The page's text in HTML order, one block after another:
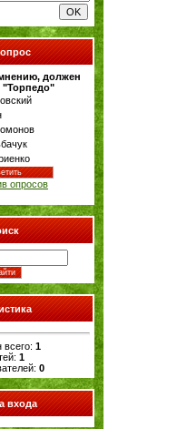
должен
"Торпедо"
опросов
1
1
0
входа